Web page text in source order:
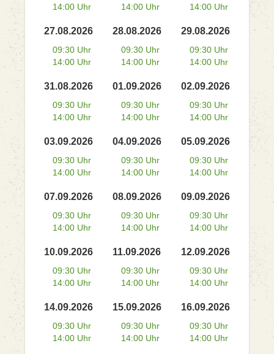
14:00 Uhr
14:00 Uhr
14:00 Uhr
27.08.2026
09:30 Uhr
14:00 Uhr
28.08.2026
09:30 Uhr
14:00 Uhr
29.08.2026
09:30 Uhr
14:00 Uhr
31.08.2026
09:30 Uhr
14:00 Uhr
01.09.2026
09:30 Uhr
14:00 Uhr
02.09.2026
09:30 Uhr
14:00 Uhr
03.09.2026
09:30 Uhr
14:00 Uhr
04.09.2026
09:30 Uhr
14:00 Uhr
05.09.2026
09:30 Uhr
14:00 Uhr
07.09.2026
09:30 Uhr
14:00 Uhr
08.09.2026
09:30 Uhr
14:00 Uhr
09.09.2026
09:30 Uhr
14:00 Uhr
10.09.2026
09:30 Uhr
14:00 Uhr
11.09.2026
09:30 Uhr
14:00 Uhr
12.09.2026
09:30 Uhr
14:00 Uhr
14.09.2026
09:30 Uhr
14:00 Uhr
15.09.2026
09:30 Uhr
14:00 Uhr
16.09.2026
09:30 Uhr
14:00 Uhr